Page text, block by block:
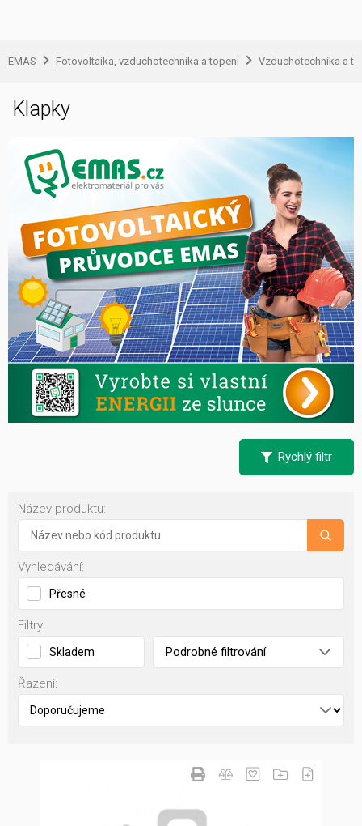
EMAS Fotovoltaika, vzduchotechnika a topení Vzduchotechnika a
Klapky
Rychlý filtr
Název produktu:
Vyhledávání:
Přesné
Filtry:
Skladem Podrobné filtrování
Řazení: